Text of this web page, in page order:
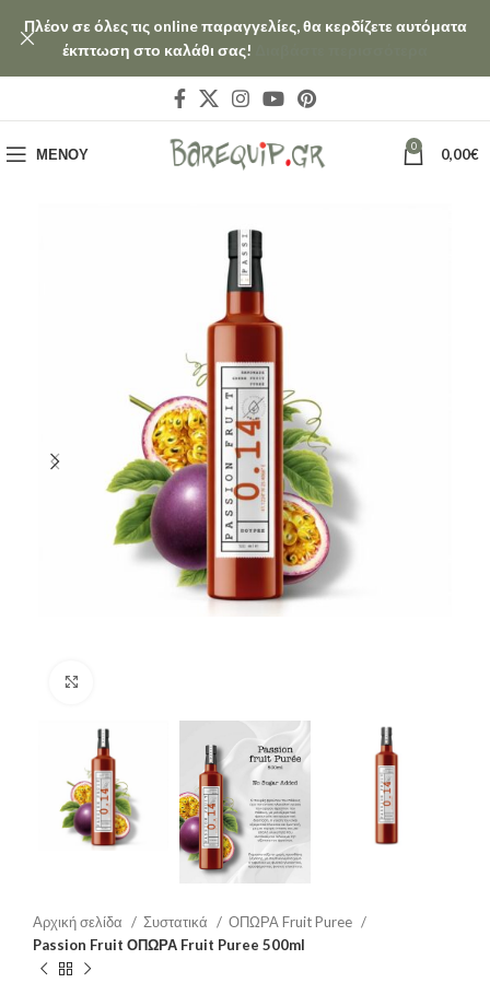
ΜΕΝΟΎ 0 0,00€
Αρχική σελίδα Συστατικά
ΟΠΩΡΑ Fruit Puree
Passion Fruit ΟΠΩΡΑ Fruit Puree 500ml
Πλέον σε όλες τις online παραγγελίες, θα κερδίζετε αυτόματα
έκπτωση στο καλάθι σας!